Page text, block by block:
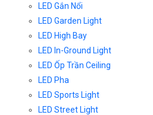
LED Gắn Nổi
LED Garden Light
LED High Bay
LED In-Ground Light
LED Ốp Trần Ceiling
LED Pha
LED Sports Light
LED Street Light